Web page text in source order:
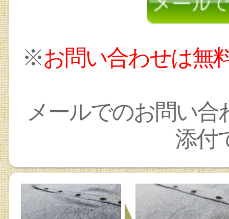
※お問い合わせは無
メールでのお問い合
添付